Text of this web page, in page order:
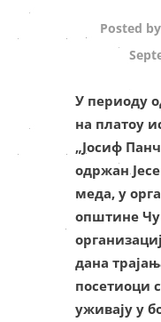
Posted by
У периоду
на платоу
„Јосиф
одржан
меда, у
општине
дана
посетиоци
уживају у